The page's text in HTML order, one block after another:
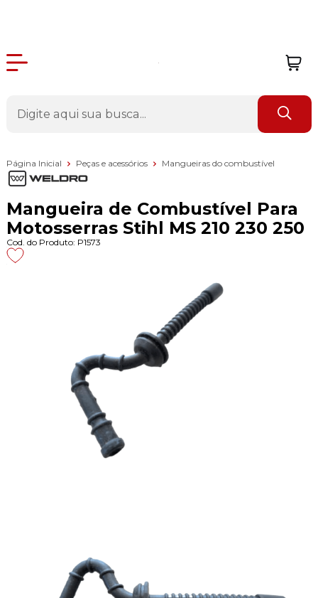
Página Inicial Peças e acessórios Mangueiras do combustível
Mangueira de Combustível Para
Motosserras Stihl MS 210 230 250
Cod. do Produto: P1573